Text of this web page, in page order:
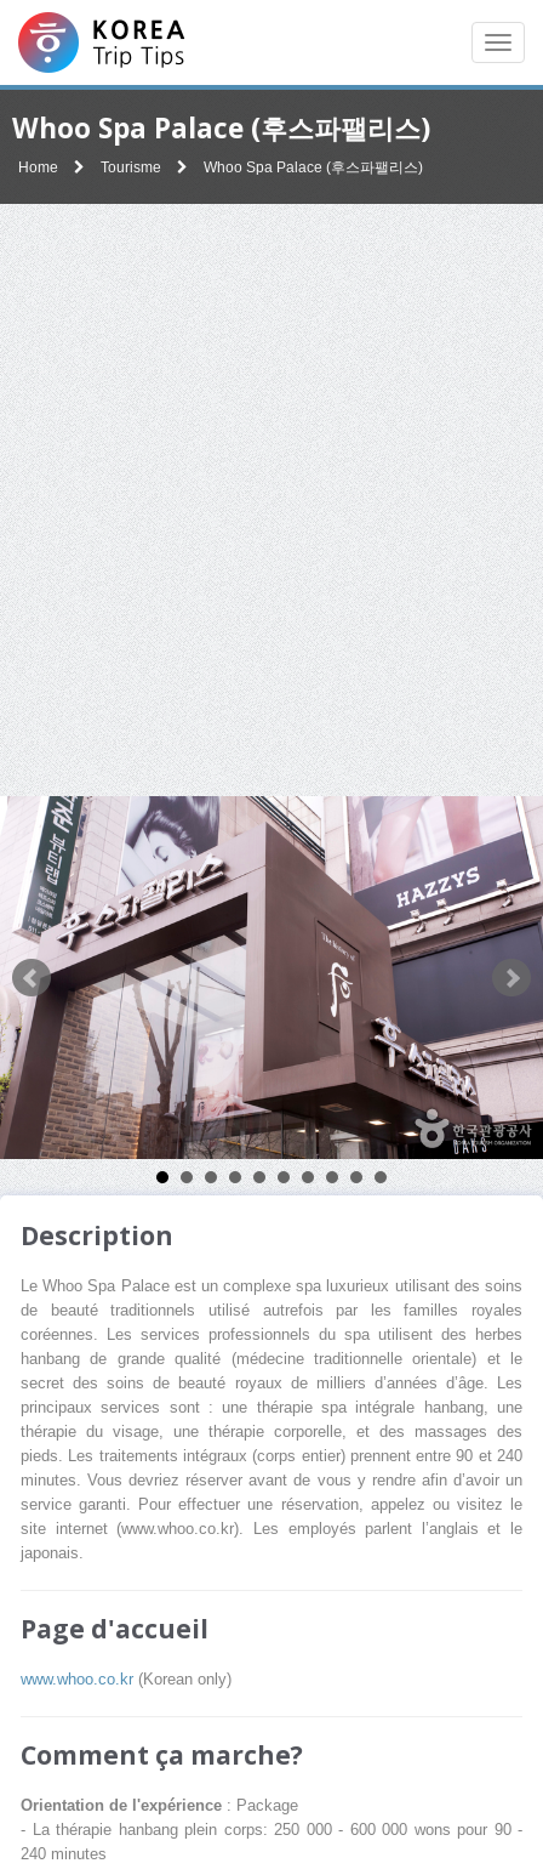
Whoo Spa Palace (후스파팰리스)
Home Tourisme Whoo Spa Palace (후스파팰리스)
Description
Le Whoo Spa Palace est un complexe spa luxurieux utilisant des soins
de beauté traditionnels utilisé autrefois par les familles royales
coréennes. Les services professionnels du spa utilisent des herbes
hanbang de grande qualité (médecine traditionnelle orientale) et le
secret des soins de beauté royaux de milliers d’années d’âge. Les
principaux services sont : une thérapie spa intégrale hanbang, une
thérapie du visage, une thérapie corporelle, et des massages des
pieds. Les traitements intégraux (corps entier) prennent entre 90 et 240
minutes. Vous devriez réserver avant de vous y rendre afin d’avoir un
service garanti. Pour effectuer une réservation, appelez ou visitez le
site internet (www.whoo.co.kr). Les employés parlent l’anglais et le
japonais.
Page d'accueil
www.whoo.co.kr (Korean only)
Comment ça marche?
Orientation de l'expérience : Package
- La thérapie hanbang plein corps: 250 000 - 600 000 wons pour 90 -
240 minutes